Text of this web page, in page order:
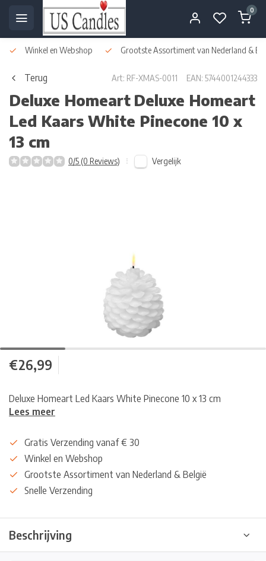
0
Winkel en Webshop Grootste Assortiment van Nederland &
Terug Art: RF-XMAS-0011 EAN: 5744001244333
Deluxe Homeart Deluxe Homeart
Led Kaars White Pinecone 10 x
13 cm
0/5 (0 Reviews) Vergelijk
€26,99
Deluxe Homeart Led Kaars White Pinecone 10 x 13 cm
Lees meer
Gratis Verzending vanaf € 30
Winkel en Webshop
Grootste Assortiment van Nederland & België
Snelle Verzending
Beschrijving